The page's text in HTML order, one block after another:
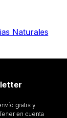
gratis y
en cuenta